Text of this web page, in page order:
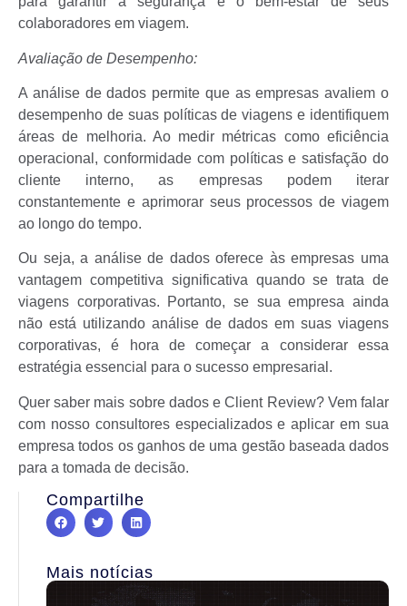
colaboradores em viagem.
Avaliação de Desempenho:
A análise de dados permite que as empresas avaliem o
desempenho de suas políticas de viagens e identifiquem
áreas de melhoria. Ao medir métricas como eficiência
operacional, conformidade com políticas e satisfação do
cliente interno, as empresas podem iterar
constantemente e aprimorar seus processos de viagem
ao longo do tempo.
Ou seja, a análise de dados oferece às empresas uma
vantagem competitiva significativa quando se trata de
viagens corporativas. Portanto, se sua empresa ainda
não está utilizando análise de dados em suas viagens
corporativas, é hora de começar a considerar essa
estratégia essencial para o sucesso empresarial.
Quer saber mais sobre dados e Client Review? Vem falar
com nosso consultores especializados e aplicar em sua
empresa todos os ganhos de uma gestão baseada dados
para a tomada de decisão.
Compartilhe
Mais notícias